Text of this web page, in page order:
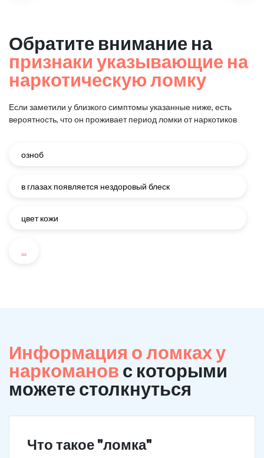
Обратите внимание на
признаки указывающие на
наркотическую ломку
Если заметили у близкого симптомы указанные ниже, есть
вероятность, что он проживает период ломки от наркотиков
озноб
в глазах появляется нездоровый блеск
цвет кожи
...
Информация о ломках у
наркоманов с которыми
можете столкнуться
Что такое "ломка"